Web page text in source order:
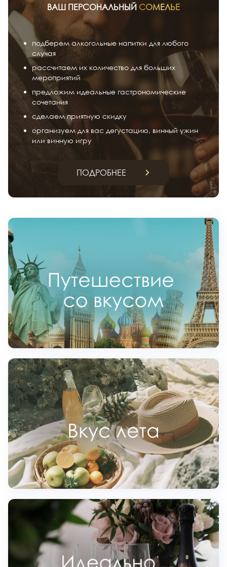
ВАШ ПЕРСОНАЛЬНЫЙ СОМЕЛЬЕ
подберем алкогольные напитки для любого
случая
рассчитаем их количество для больших
мероприятий
предложим идеальные гастрономические
сочетания
сделаем приятную скидку
организуем для вас дегустацию, винный ужин
или винную игру
ПОДРОБНЕЕ